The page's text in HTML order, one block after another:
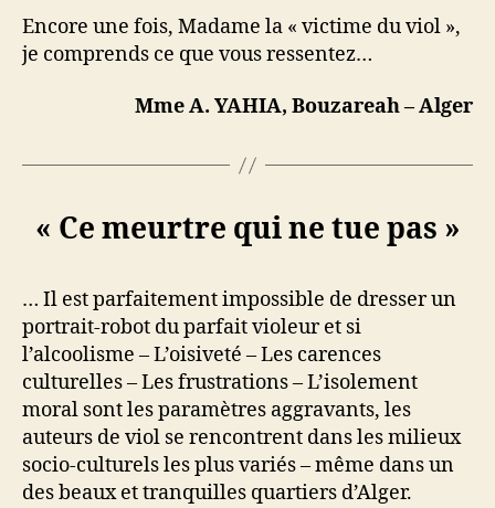
Encore une fois, Madame la « victime du viol »,
je comprends ce que vous ressentez…
Mme A. YAHIA, Bouzareah – Alger
« Ce meurtre qui ne tue pas »
… Il est parfaitement impossible de dresser un
portrait-robot du parfait violeur et si
l’alcoolisme – L’oisiveté – Les carences
culturelles – Les frustrations – L’isolement
moral sont les paramètres aggravants, les
auteurs de viol se rencontrent dans les milieux
socio-culturels les plus variés – même dans un
des beaux et tranquilles quartiers d’Alger.